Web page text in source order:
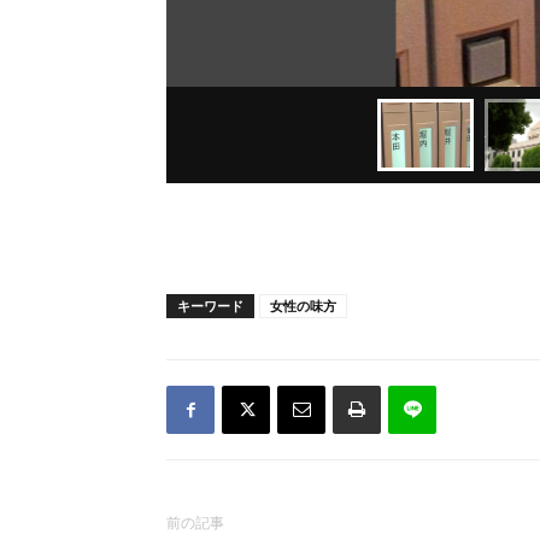
キーワード 女性の味方
前の記事